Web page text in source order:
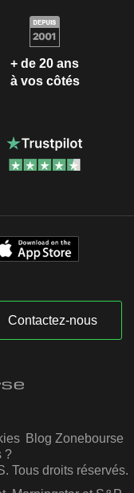
+ de 20 ans
à vos côtés
Contactez-nous
Blog Zonebourse
?
Tous droits réservés.